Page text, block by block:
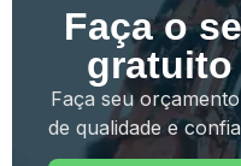
Faça o
gratuito
Faça seu
de qualidade e